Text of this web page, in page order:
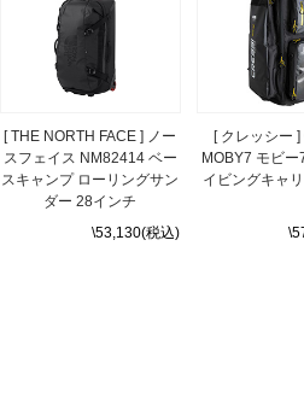
[ THE NORTH FACE ] ノー
スフェイス NM82414 ベー
スキャンプ ローリングサン
ダー 28インチ
\53,130(税込)
[ クレッシー ]
MOBY7 モビ
イビングキャ